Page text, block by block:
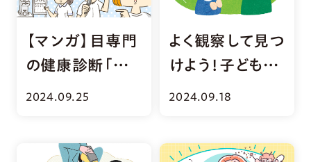
2024.09.25
【マンガ】目専門
の健康診断「アイ
ドック」体験レポ
2024.09.18
よく観察して見つ
けよう！子どもの
目の不調サイン